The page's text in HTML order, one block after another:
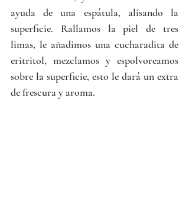
ayuda de una espátula, alisando la
superficie. Rallamos la piel de tres
limas, le añadimos una cucharadita de
eritritol, mezclamos y espolvoreamos
sobre la superficie, esto le dará un extra
de frescura y aroma.